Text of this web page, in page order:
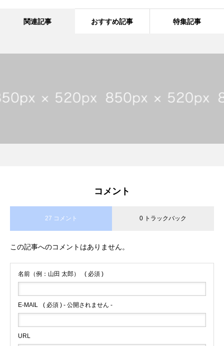
関連記事 おすすめ記事 特集記事
コメント
27 コメント 0 トラックバック
この記事へのコメントはありません。
名前（例：山田 太郎） ( 必須 )
E-MAIL ( 必須 ) - 公開されません -
URL